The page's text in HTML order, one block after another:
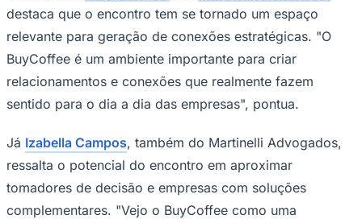
destaca que o encontro tem se tornado um espaço
relevante para geração de conexões estratégicas. "O
BuyCoffee é um ambiente importante para criar
relacionamentos e conexões que realmente fazem
sentido para o dia a dia das empresas", pontua.
Já Izabella Campos, também do Martinelli Advogados,
ressalta o potencial do encontro em aproximar
tomadores de decisão e empresas com soluções
complementares. "Vejo o BuyCoffee como uma